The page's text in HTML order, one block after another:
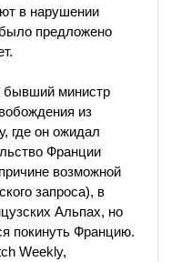
в нарушении
предложено
бывший министр
из
где он ожидал
Франции
возможной
запроса), в
Альпах, но
покинуть Францию.
Weekly,